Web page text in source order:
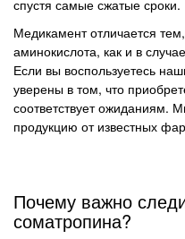
спустя самые сжатые сроки.
Медикамент отличается
аминокислота, как и в
Если вы воспользуетесь
уверены в том, что
соответствует ожиданиям.
продукцию от известных
Почему важно
соматропина?